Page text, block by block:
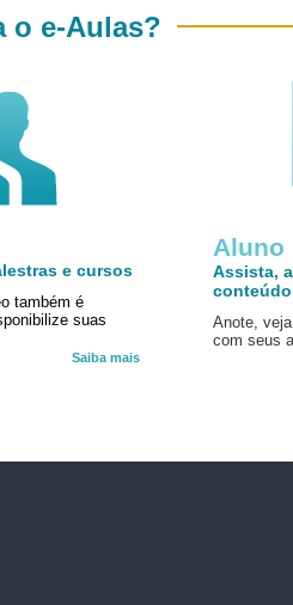
Aluno
Assista,
conteúdo
Anote,
com seus
o e-Aulas?
e cursos
também é
suas
Saiba mais